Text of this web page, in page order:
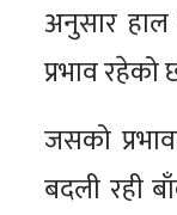
अनुसार हाल
प्रभाव रहेको
जसको
बदली रही